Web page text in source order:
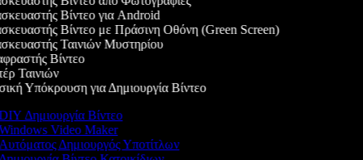
Βίντεο για Android
Βίντεο με Πράσινη Οθόνη (Green Screen)
Ταινιών Μυστηρίου
Βίντεο
Ταινιών
Υπόκρουση για Δημιουργία Βίντεο
Δημιουργία Βίντεο
Video Maker
Δημιουργός Υποτίτλων